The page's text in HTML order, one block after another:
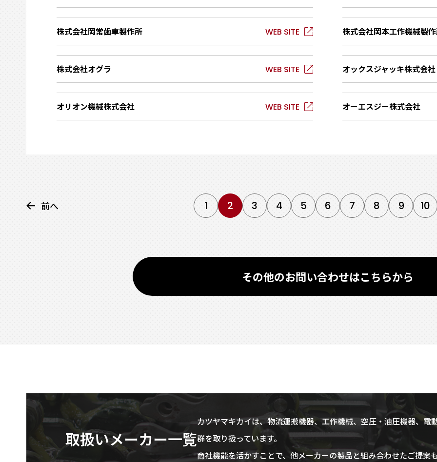
株式会社岡常歯車製作所 株式会社岡本工作機械製
株式会社オグラ オックスジャッキ株式会社
オリオン機械株式会社 オーエスジー株式会社
前へ 1 2 3 4 5 6 7 8 9 10
その他のお問い合わせはこちらから
取扱いメーカー一覧
カツヤマキカイは、物流運搬機器、工作機械、空圧・油圧機器、電
群を取り扱っています。
商社機能を活かすことで、他メーカーの製品と組み合わせたご提案